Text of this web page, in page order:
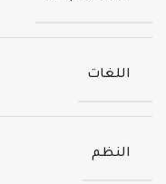
اللغات
النظم